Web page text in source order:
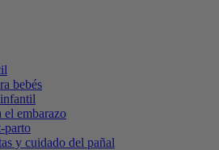
bebés
el embarazo
parto
y cuidado del pañal